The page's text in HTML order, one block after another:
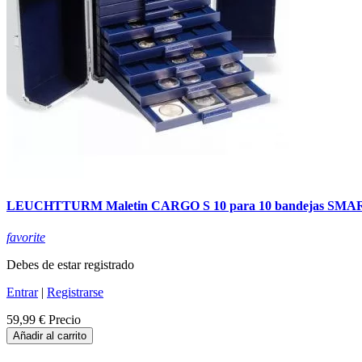
LEUCHTTURM Maletin CARGO S 10 para 10 bandejas
favorite
Debes de estar registrado
Entrar| Registrarse
59,99 € Precio
Añadir al carrito